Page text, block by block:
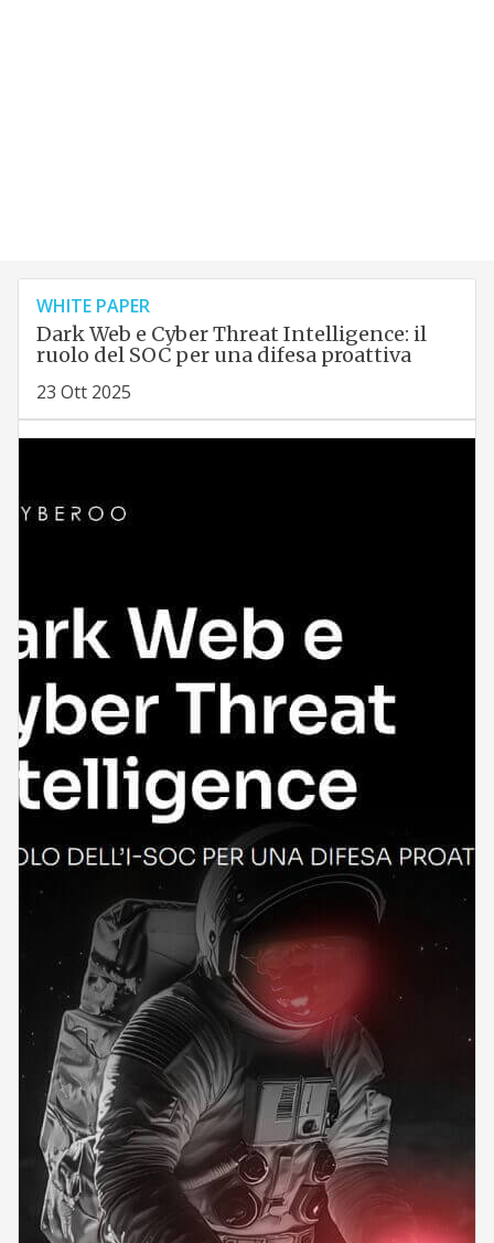
WHITE PAPER
Dark Web e Cyber Threat Intelligence: il
ruolo del SOC per una difesa proattiva
23 Ott 2025